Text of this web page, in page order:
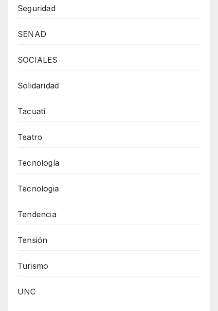
Seguridad
SENAD
SOCIALES
Solidaridad
Tacuatí
Teatro
Tecnología
Tecnologia
Tendencia
Tensión
Turismo
UNC